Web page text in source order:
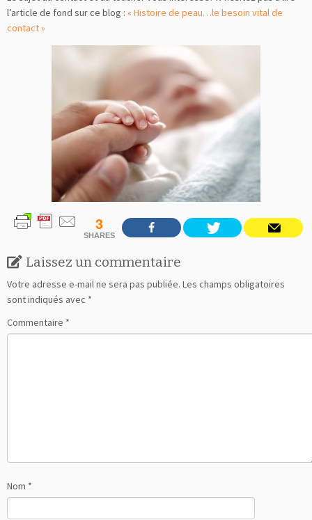
l’article de fond sur ce blog : « Histoire de peau…le besoin vital de
contact »
3
SHARES
Laissez un commentaire
Votre adresse e-mail ne sera pas publiée. Les champs obligatoires
sont indiqués avec *
Commentaire *
Nom *